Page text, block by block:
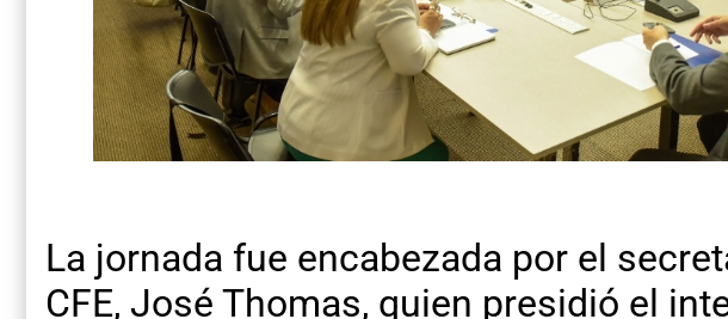
La jornada fue encabezada por el
CFE, José Thomas, quien presidió el